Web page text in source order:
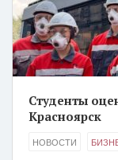
Студенты
Красноярск
НОВОСТИ